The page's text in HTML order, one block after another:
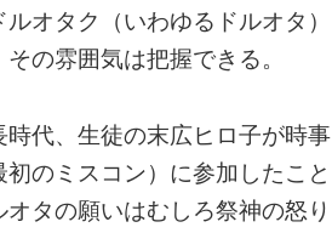
オタク（いわゆるドルオタ）
の雰囲気は把握できる。
代、生徒の末広ヒロ子が時事
のミスコン）に参加したこと
タの願いはむしろ祭神の怒り